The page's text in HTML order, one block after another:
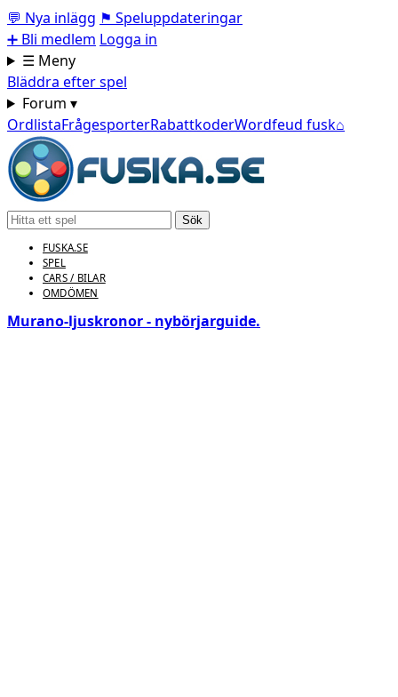
💬 Nya inlägg ⚑ Speluppdateringar
➕ Bli medlem Logga in
☰ Meny
Bläddra efter spel
Forum ▾
OrdlistaFrågesporterRabattkoderWordfeud fusk⌂
Sök
FUSKA.SE
SPEL
CARS / BILAR
OMDÖMEN
Murano‑ljuskronor - nybörjarguide.